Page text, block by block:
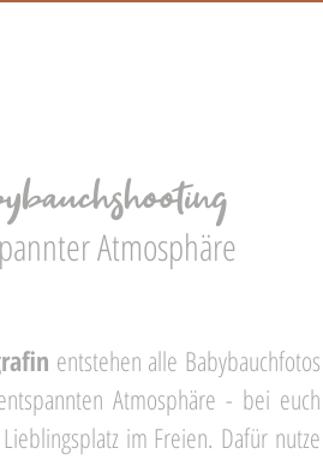
Atmosphäre
entstehen alle Babybauchfotos
Atmosphäre - bei euch
im Freien. Dafür nutze